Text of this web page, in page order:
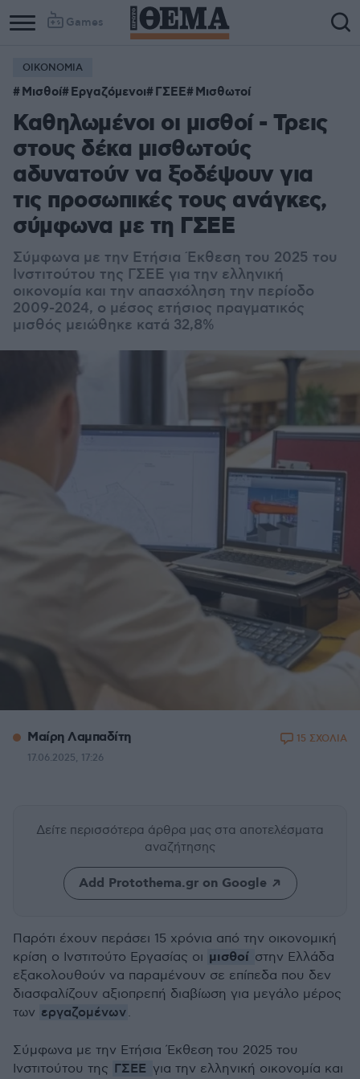
Games
ΟΙΚΟΝΟΜΙΑ
Μισθοί Εργαζόμενοι ΓΣΕΕ Μισθωτοί
Καθηλωμένοι οι μισθοί - Τρεις
στους δέκα μισθωτούς
αδυνατούν να ξοδέψουν για
τις προσωπικές τους ανάγκες,
σύμφωνα με τη ΓΣΕΕ
Σύμφωνα με την Ετήσια Έκθεση του 2025 του
Ινστιτούτου της ΓΣΕΕ για την ελληνική
οικονομία και την απασχόληση την περίοδο
2009-2024, ο μέσος ετήσιος πραγματικός
μισθός μειώθηκε κατά 32,8%
Μαίρη Λαμπαδίτη
17.06.2025, 17:26
15 ΣΧΟΛΙΑ
Δείτε περισσότερα άρθρα μας στα αποτελέσματα
αναζήτησης
Add Protothema.gr on Google
Παρότι έχουν περάσει 15 χρόνια από την οικονομική
κρίση ο Ινστιτούτο Εργασίας οι μισθοί στην Ελλάδα
εξακολουθούν να παραμένουν σε επίπεδα που δεν
διασφαλίζουν αξιοπρεπή διαβίωση για μεγάλο μέρος
των εργαζομένων.
Σύμφωνα με την Ετήσια Έκθεση του 2025 του
Ινστιτούτου της ΓΣΕΕ για την ελληνική οικονομία και